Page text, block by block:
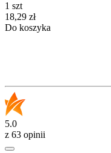
1 szt
Cena
18,29 zł
Do koszyka
5.0
z 63 opinii